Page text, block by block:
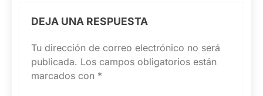
DEJA UNA RESPUESTA
Tu dirección de correo electrónico no será
publicada. Los campos obligatorios están
marcados con *